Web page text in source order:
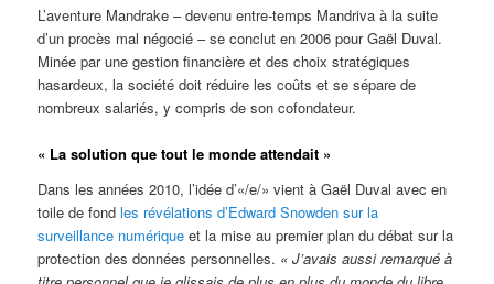
L’aventure Mandrake – devenu entre-temps Mandriva à la suite
d’un procès mal négocié – se conclut en 2006 pour Gaël Duval.
Minée par une gestion financière et des choix stratégiques
hasardeux, la société doit réduire les coûts et se sépare de
nombreux salariés, y compris de son cofondateur.
« La solution que tout le monde attendait »
Dans les années 2010, l’idée d’«/e/» vient à Gaël Duval avec en
toile de fondles révélations d’Edward Snowden sur la
surveillance numérique et la mise au premier plan du débat sur la
protection des données personnelles. « J’avais aussi remarqué à